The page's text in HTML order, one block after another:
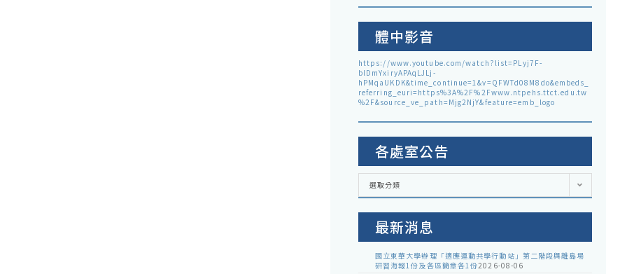
體中影音
https://www.youtube.com/watch?list=PLyj7F-
blDmYxiryAPAqLJLj-
hPMqaUKDK&time_continue=1&v=QFWTd08M8do&embeds_
referring_euri=https%3A%2F%2Fwww.ntpehs.ttct.edu.tw
%2F&source_ve_path=Mjg2NjY&feature=emb_logo
各處室公告
各
室
選取分類
最新消息
國立東華大學辦理「適應運動共學行動站」第二階段與離島場
研習海報1份及各區簡章各1份2026-08-06